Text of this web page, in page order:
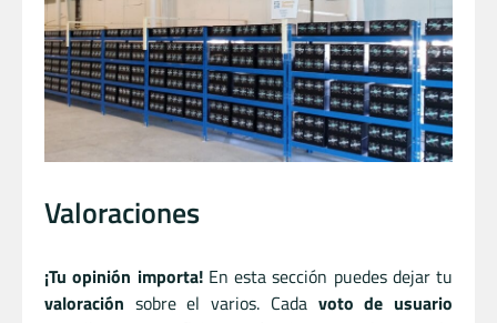
Valoraciones
¡Tu opinión importa!En esta sección puedes dejar tu
valoración sobre el varios. Cada voto de usuario